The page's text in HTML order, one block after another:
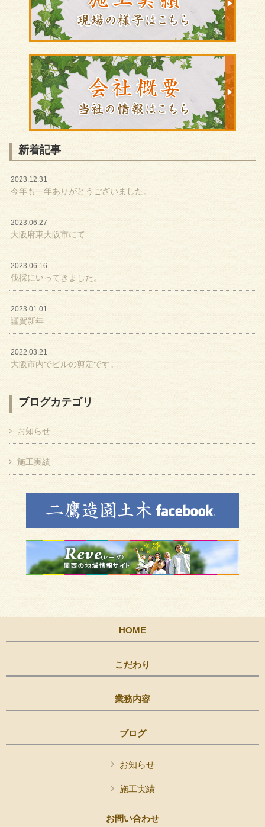
新着記事
2023.12.31
今年も一年ありがとうございました。
2023.06.27
大阪府東大阪市にて
2023.06.16
伐採にいってきました。
2023.01.01
謹賀新年
2022.03.21
大阪市内でビルの剪定です。
ブログカテゴリ
お知らせ
施工実績
HOME
こだわり
業務内容
ブログ
お知らせ
施工実績
お問い合わせ